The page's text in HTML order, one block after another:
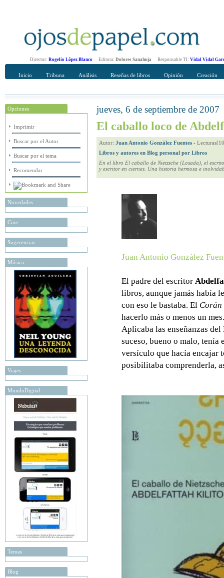
Director: Rogelio López Blanco Editora: Dolores Sanahuja Responsable TI: Vidal Vidal
Inicio Tribuna Análisis Reseñas de libros Opinión Creación
Opciones
Imprimir
Buscar por el Autor
Buscar por el tema
Recomendar
Novedades
Cine
Sugerencias
Música
Viajes
MundoDigital
Temas
Blog
Recomendar
jueves, 6 de septiembre de 2007
El caballo loco de
Autor: Juan Antonio González Fuentes -
Libros y autores en Blog personal por Libros
En el libro El caballo de Nietzsche (Losada), el
y escritor en ciernes. Una historia hermosa e
Juan Antonio González
El padre del escritor
libros, aunque jamás había
con eso le bastaba. El Corán
hacerlo más o menos un
Aplicaba las enseñanzas
suceso, bueno o malo, tenía
versículo que hacía encajar
posibilitaba comprenderla,